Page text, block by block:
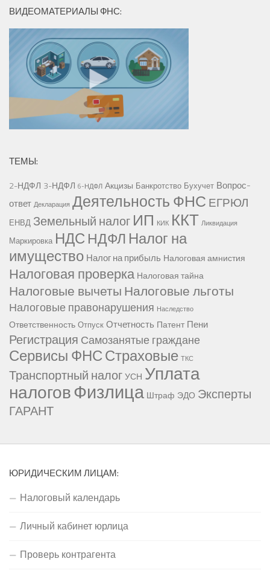
ВИДЕОМАТЕРИАЛЫ ФНС:
ТЕМЫ:
2-НДФЛ 3-НДФЛ 6-НДФЛ Акцизы Банкротство Бухучет Вопрос-
ответ Декларация Деятельность ФНС ЕГРЮЛ
ЕНВД Земельный налог ИП КИК ККТ Ликвидация
Маркировка НДС НДФЛ Налог на
имущество Налог на прибыль Налоговая амнистия
Налоговая проверка Налоговая тайна
Налоговые вычетыНалоговые льготы
Налоговые правонарушения Наследство
Ответственность Отпуск Отчетность Патент Пени
Регистрация Самозанятые граждане
Сервисы ФНССтраховые ТКС
Транспортный налогУСН Уплата
налоговФизлица Штраф ЭДО Эксперты
ГАРАНТ
ЮРИДИЧЕСКИМ ЛИЦАМ:
Налоговый календарь
Личный кабинет юрлица
Проверь контрагента